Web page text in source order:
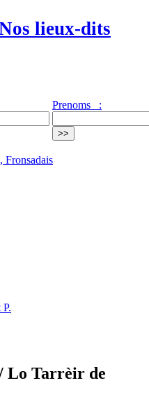
lieux-dits
Prenoms :
Fronsadais
Lo Tarrèir de